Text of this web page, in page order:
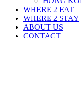
WHERE 2 EAT
WHERE 2 STAY
ABOUT US
CONTACT